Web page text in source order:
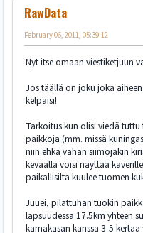
RawData
February 06, 2011, 05:39:12
Nyt itse omaan viestiketjuun
Jos täällä on joku joka
kelpaisi!
Tarkoitus kun olisi viedä
paikkoja (mm. missä
niin ehkä vähän siimojakin
keväällä voisi näyttää
paikallisilta kuulee tuomen
Juuei, pilattuhan tuokin
lapsuudessa 17.5km yhteen
kamakasan kanssa 3-5